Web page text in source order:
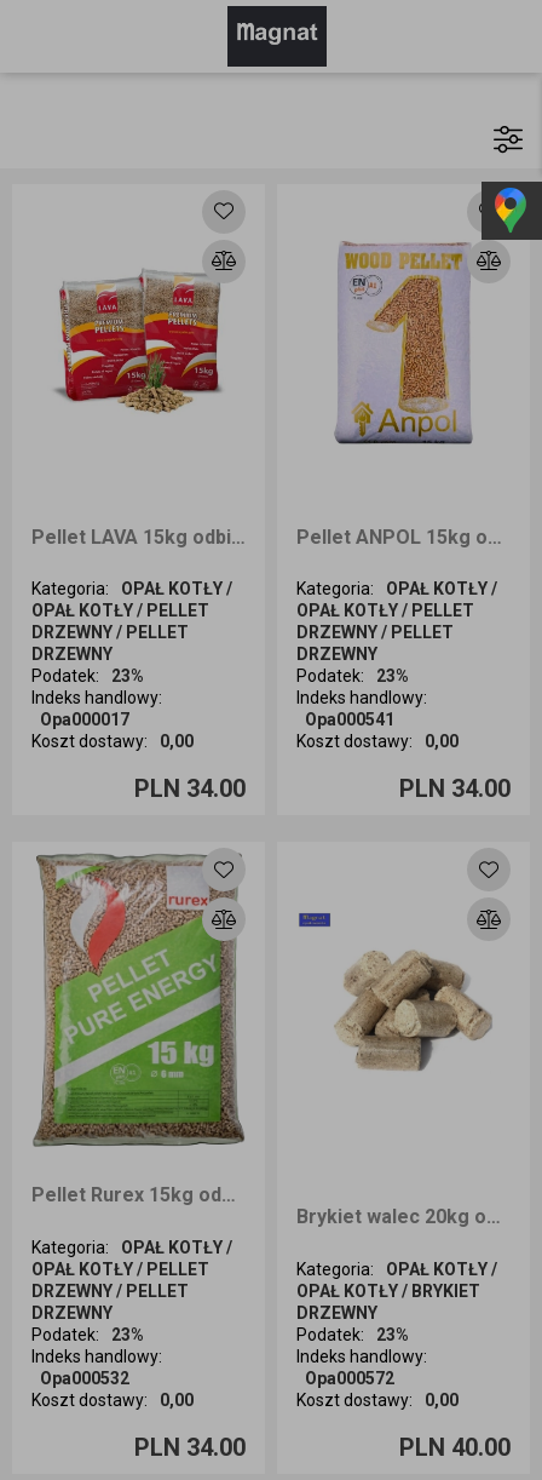
Pellet LAVA 15kg odbiór osobisty
Kategoria:
OPAŁ KOTŁY /
OPAŁ KOTŁY / PELLET
DRZEWNY / PELLET
DRZEWNY
Podatek:
23%
Indeks handlowy:
Opa000017
Koszt dostawy: 0,00
PLN 34.00
Ilość sztuk
Pellet ANPOL 15kg odbiór osobisty
Kategoria:
OPAŁ KOTŁY /
OPAŁ KOTŁY / PELLET
DRZEWNY / PELLET
DRZEWNY
Podatek:
23%
Indeks handlowy:
Opa000541
Koszt dostawy: 0,00
PLN 34.00
Ilość sztuk
Pellet Rurex 15kg odbiór osobisty
Kategoria:
OPAŁ KOTŁY /
OPAŁ KOTŁY / PELLET
DRZEWNY / PELLET
DRZEWNY
Podatek:
23%
Indeks handlowy:
Opa000532
Koszt dostawy: 0,00
PLN 34.00
Ilość sztuk
Brykiet walec 20kg odbiór osobisty
Kategoria:
OPAŁ KOTŁY /
OPAŁ KOTŁY / BRYKIET
DRZEWNY
Podatek:
23%
Indeks handlowy:
Opa000572
Koszt dostawy: 0,00
PLN 40.00
Ilość sztuk